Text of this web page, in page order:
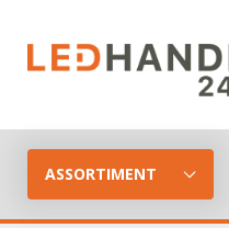
ASSORTIMENT